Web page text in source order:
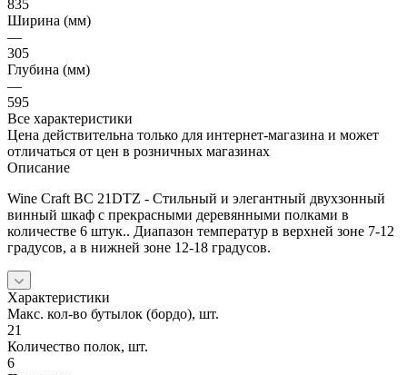
835
Ширина (мм)
—
305
Глубина (мм)
—
595
Все характеристики
Цена действительна только для интернет-магазина и может
отличаться от цен в розничных магазинах
Описание
Wine Craft BC 21DTZ - Стильный и элегантный двухзонный
винный шкаф с прекрасными деревянными полками в
количестве 6 штук.. Диапазон температур в верхней зоне 7-12
градусов, а в нижней зоне 12-18 градусов.
Характеристики
Макс. кол-во бутылок (бордо), шт.
21
Количество полок, шт.
6